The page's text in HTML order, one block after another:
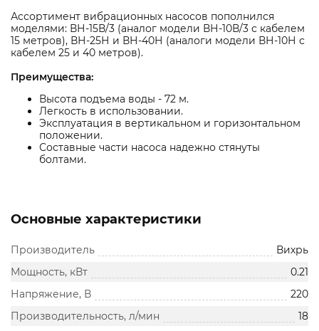
Ассортимент вибрационных насосов пополнился
моделями: ВН-15В/3 (аналог модели ВН-10В/3 с кабелем
15 метров), ВН-25Н и ВН-40Н (аналоги модели ВН-10Н с
кабелем 25 и 40 метров).
Преимущества:
Высота подъема воды - 72 м.
Легкость в использовании.
Эксплуатация в вертикальном и горизонтальном
положении.
Составные части насоса надежно стянуты
болтами.
Основные характеристики
Производитель
Вихрь
Мощность, кВт
0.21
Напряжение, В
220
Производительность, л/мин
18